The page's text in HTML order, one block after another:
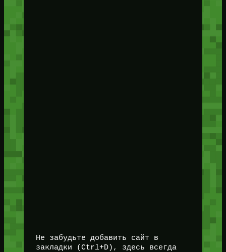
Не забудьте добавить сайт в
закладки (Ctrl+D), здесь всегда